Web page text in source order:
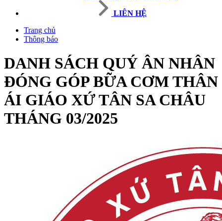
LIÊN HỆ
Trang chủ
Thông báo
DANH SÁCH QUÝ ÂN NHÂN
ĐÓNG GÓP BỮA CƠM THÂN
ÁI GIÁO XỨ TÂN SA CHÂU
THÁNG 03/2025